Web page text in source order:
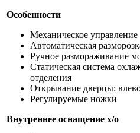
Особенности
Механическое управление
Автоматическая
Ручное размораживание
Статическая система
отделения
Открывание дверцы:
Регулируемые ножки
Внутреннее оснащение х/о